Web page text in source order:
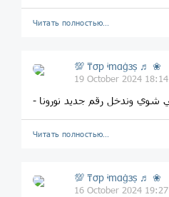
Читать полностью…
💯 ₸σp ᶤmαġзṣ ♬ ❀
19 October 2024 18:14
Читать полностью…
💯 ₸σp ᶤmαġзṣ ♬ ❀
16 October 2024 19:27